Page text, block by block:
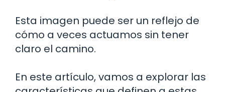
Esta imagen puede ser un reflejo de
cómo a veces actuamos sin tener
claro el camino.
En este artículo, vamos a explorar las